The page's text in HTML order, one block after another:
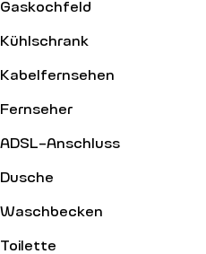
Gaskochfeld
Kühlschrank
Kabelfernsehen
Fernseher
ADSL-Anschluss
Dusche
Waschbecken
Toilette